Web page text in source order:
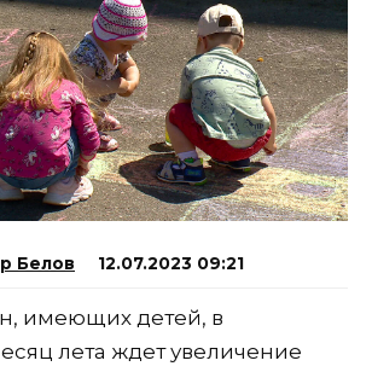
Белов 12.07.2023 09:21
имеющих детей, в
лета ждет увеличение